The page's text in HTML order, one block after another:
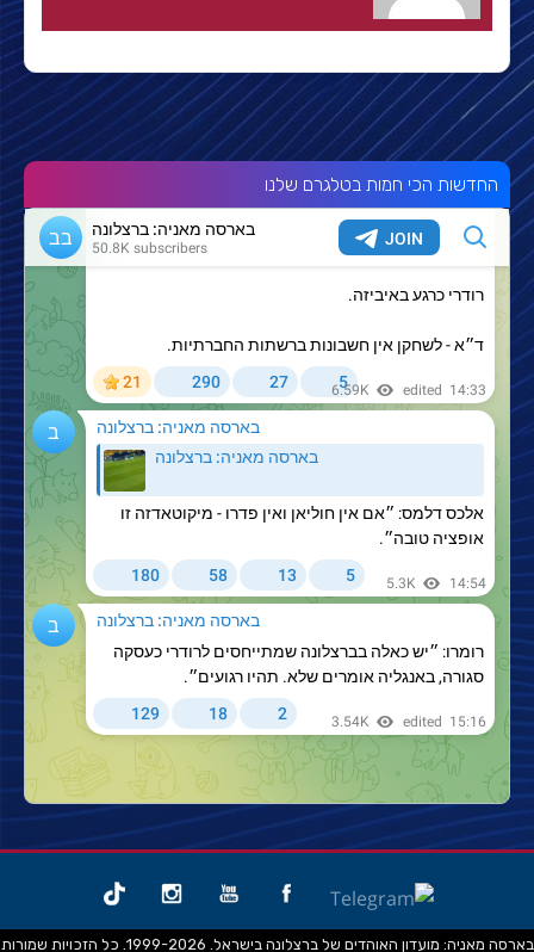
החדשות הכי חמות בטלגרם שלנו
בארסה מאניה: מועדון האוהדים של ברצלונה בישראל. 1999-2026. כל הזכויות שמורות